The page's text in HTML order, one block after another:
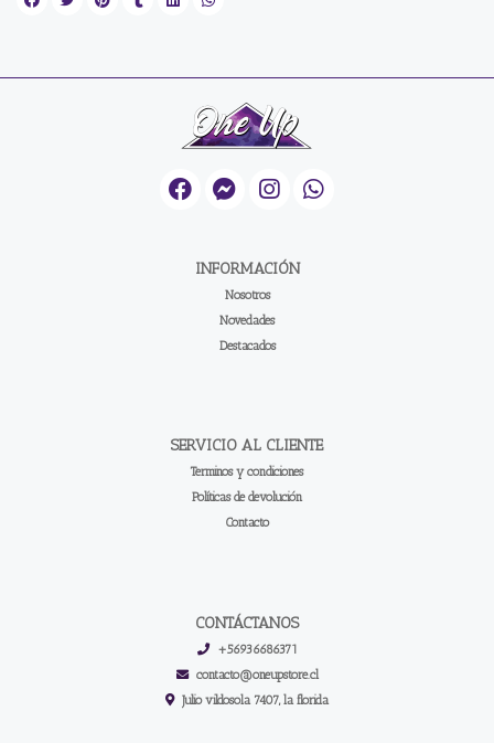
INFORMACIÓN
Nosotros
Novedades
Destacados
SERVICIO AL CLIENTE
Terminos y condiciones
Políticas de devolución
Contacto
CONTÁCTANOS
+56936686371
contacto@oneupstore.cl
Julio vildosola 7407, la florida